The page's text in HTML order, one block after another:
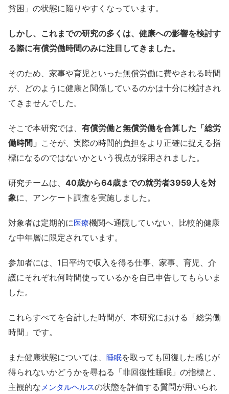
貧困」の状態に陥りやすくなっています。
しかし、これまでの研究の多くは、健康への影響を検討す
る際に有償労働時間のみに注目してきました。
そのため、家事や育児といった無償労働に費やされる時間
が、どのように健康と関係しているのかは十分に検討され
てきませんでした。
そこで本研究では、 有償労働と無償労働を合算した「総労
働時間」 こそが、実際の時間的負担をより正確に捉える指
標になるのではないかという視点が採用されました。
研究チームは、 40歳から64歳までの就労者3959人を対
象に、アンケート調査を実施しました。
対象者は定期的に医療機関へ通院していない、比較的健康
な中年層に限定されています。
参加者には、1日平均で収入を得る仕事、家事、育児、介
護にそれぞれ何時間使っているかを自己申告してもらいま
した。
これらすべてを合計した時間が、本研究における「総労働
時間」です。
また健康状態については、 睡眠を取っても回復した感じが
得られないかどうかを尋ねる「非回復性睡眠」の指標と、
主観的なメンタルヘルスの状態を評価する質問が用いられ